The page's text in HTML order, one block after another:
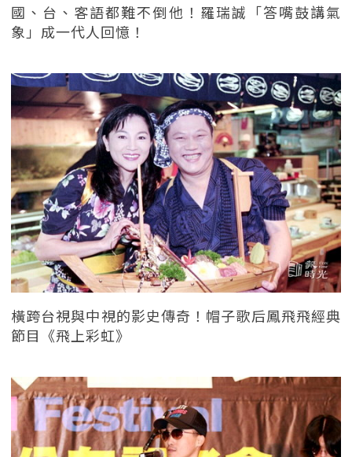
國、台、客語都難不倒他！羅瑞誠「答嘴鼓講氣
象」成一代人回憶！
橫跨台視與中視的影史傳奇！帽子歌后鳳飛飛經典
節目《飛上彩虹》